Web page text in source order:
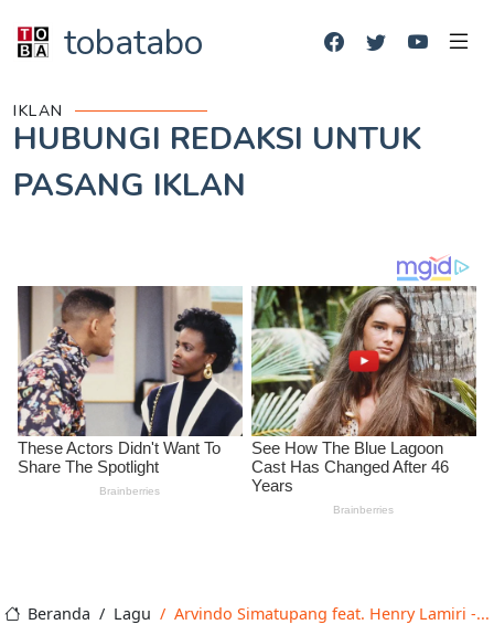
tobatabo
IKLAN
HUBUNGI REDAKSI UNTUK
PASANG IKLAN
Beranda Lagu Arvindo Simatupang feat. Henry Lamiri -...